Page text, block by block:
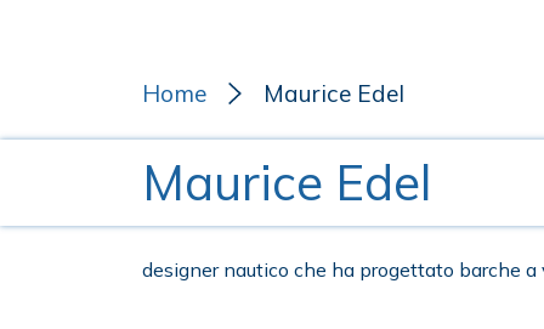
Home Maurice Edel
Maurice Edel
designer nautico che ha progettato barche a